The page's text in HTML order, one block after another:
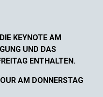
KEYNOTE AM
UND DAS
ENTHALTEN.
AM DONNERSTAG